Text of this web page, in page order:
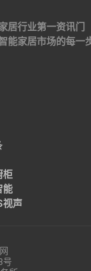
居行业第一资讯门
能家居市场的每一
柜
能
视声
号